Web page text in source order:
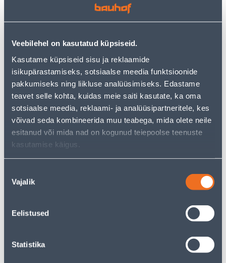
Veebilehel on kasutatud küpsiseid.
Kasutame küpsiseid sisu ja reklaamide
isikupärastamiseks, sotsiaalse meedia funktsioonide
pakkumiseks ning liikluse analüüsimiseks. Edastame
teavet selle kohta, kuidas meie saiti kasutate, ka oma
sotsiaalse meedia, reklaami- ja analüüsipartneritele, kes
võivad seda kombineerida muu teabega, mida olete neile
esitanud või mida nad on kogunud teiepoolse teenuste
kasutamise käigus.
valik
Vajalik
Eelistused
Statistika
, mis võivad teile sama palju rõõmu
pakkuda!
uurimistööd saate jätkata, naastes
kasutades meie võimsat otsingufunktsiooni, et leida
veelgi meelepärasemad valikuid. Head ostlemist!
• Kompaktne disain, 15-liitrine roostevabast terasest
paak, 4-meetrine kaabel ja 2-meetrine imemisvoolik
muudavad masina väga paindlikuks.
• Pärast kasutamist saab vooliku, tööriistad ja
pisidetailid masinapea külge tagasi riputada ning
imemisvõimsuse kõrge energiatõhususega.
• Kaasas on neli fliisist filtrikotti.